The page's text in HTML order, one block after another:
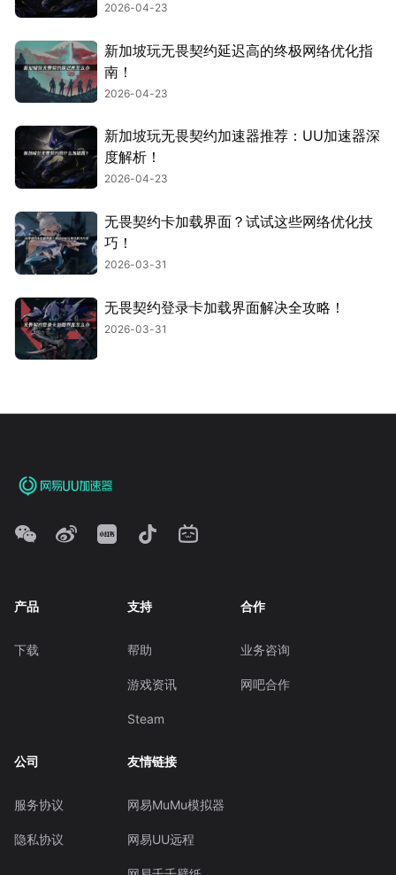
2026-04-23
新加坡玩无畏契约延迟高的终极网络优化指
南！
2026-04-23
新加坡玩无畏契约加速器推荐：UU加速器深
度解析！
2026-04-23
无畏契约卡加载界面？试试这些网络优化技
巧！
2026-03-31
无畏契约登录卡加载界面解决全攻略！
2026-03-31
产品
下载
支持
帮助
游戏资讯
Steam
合作
业务咨询
网吧合作
公司
服务协议
隐私协议
友情链接
网易MuMu模拟器
网易UU远程